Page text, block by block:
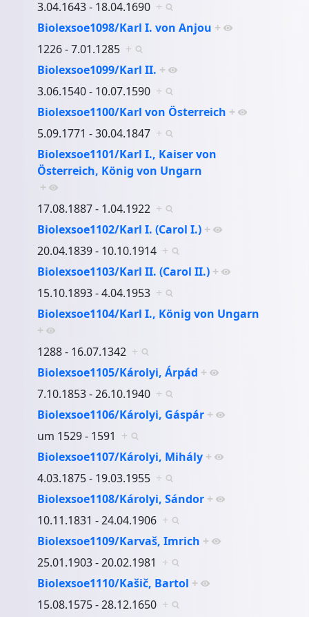
3.04.1643 - 18.04.1690 +
Biolexsoe1098/Karl I. von Anjou +
1226 - 7.01.1285 +
Biolexsoe1099/Karl II. +
3.06.1540 - 10.07.1590 +
Biolexsoe1100/Karl von Österreich +
5.09.1771 - 30.04.1847 +
Biolexsoe1101/Karl I., Kaiser von
Österreich, König von Ungarn
+
17.08.1887 - 1.04.1922 +
Biolexsoe1102/Karl I. (Carol I.) +
20.04.1839 - 10.10.1914 +
Biolexsoe1103/Karl II. (Carol II.) +
15.10.1893 - 4.04.1953 +
Biolexsoe1104/Karl I., König von Ungarn
+
1288 - 16.07.1342 +
Biolexsoe1105/Károlyi, Árpád +
7.10.1853 - 26.10.1940 +
Biolexsoe1106/Károlyi, Gáspár +
um 1529 - 1591 +
Biolexsoe1107/Károlyi, Mihály +
4.03.1875 - 19.03.1955 +
Biolexsoe1108/Károlyi, Sándor +
10.11.1831 - 24.04.1906 +
Biolexsoe1109/Karvaš, Imrich +
25.01.1903 - 20.02.1981 +
Biolexsoe1110/Kašič, Bartol +
15.08.1575 - 28.12.1650 +